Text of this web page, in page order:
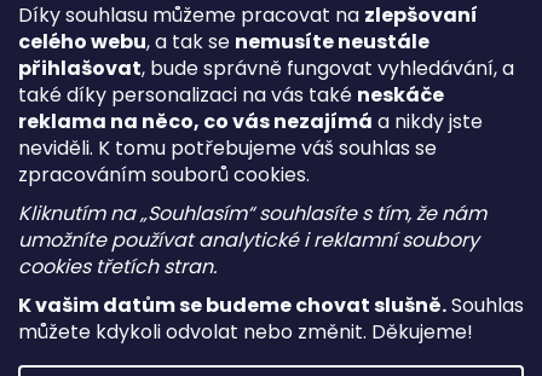
Díky souhlasu můžeme pracovat na zlepšovaní
celého webu, a tak se nemusíte neustále
přihlašovat, bude správně fungovat vyhledávání, a
také díky personalizaci na vás také neskáče
reklama na něco, co vás nezajímá a nikdy jste
neviděli. K tomu potřebujeme váš souhlas se
zpracováním souborů cookies.
Kliknutím na „Souhlasím“ souhlasíte s tím, že nám
umožníte používat analytické i reklamní soubory
cookies třetích stran.
K vašim datům se budeme chovat slušně.Souhlas
můžete kdykoli odvolat nebo změnit. Děkujeme!